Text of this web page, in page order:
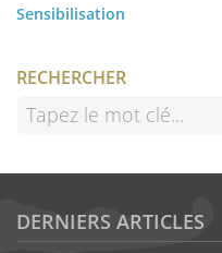
Sensibilisation
RECHERCHER
DERNIERS ARTICLES